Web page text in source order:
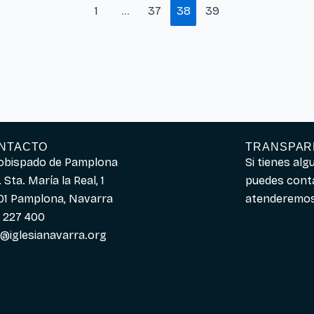
1 … 37 38 39
de Pamplona
Sta. María la Real, 1
Pamplona, Navarra
227 400
Si tienes
puedes